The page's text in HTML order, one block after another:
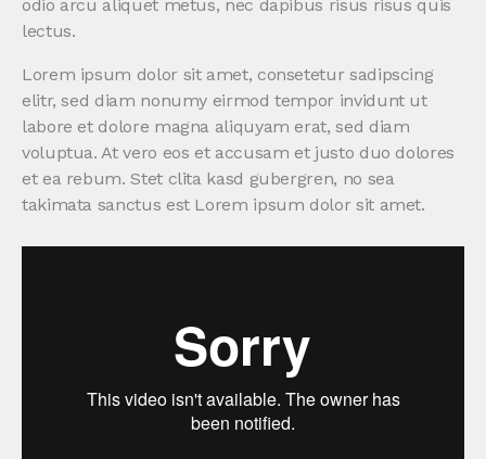
odio arcu aliquet metus, nec dapibus risus risus quis
lectus.
Lorem ipsum dolor sit amet, consetetur sadipscing
elitr, sed diam nonumy eirmod tempor invidunt ut
labore et dolore magna aliquyam erat, sed diam
voluptua. At vero eos et accusam et justo duo dolores
et ea rebum. Stet clita kasd gubergren, no sea
takimata sanctus est Lorem ipsum dolor sit amet.